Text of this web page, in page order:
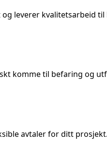
leverer kvalitetsarbeid
komme til befaring og
avtaler for ditt